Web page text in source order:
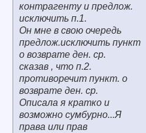
контрагенту и предлож.
исключить п.1.
Он мне в свою очередь
предлож.исключить пункт
о возврате ден. ср.
сказав , что п.2.
противоречит пункт. о
возврате ден. ср.
Описала я кратко и
возможно сумбурно...Я
права или прав